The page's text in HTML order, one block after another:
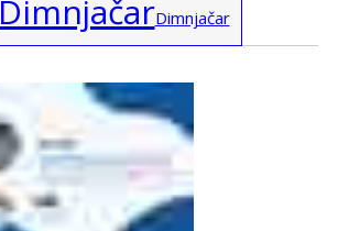
DimnjačarDimnjačar